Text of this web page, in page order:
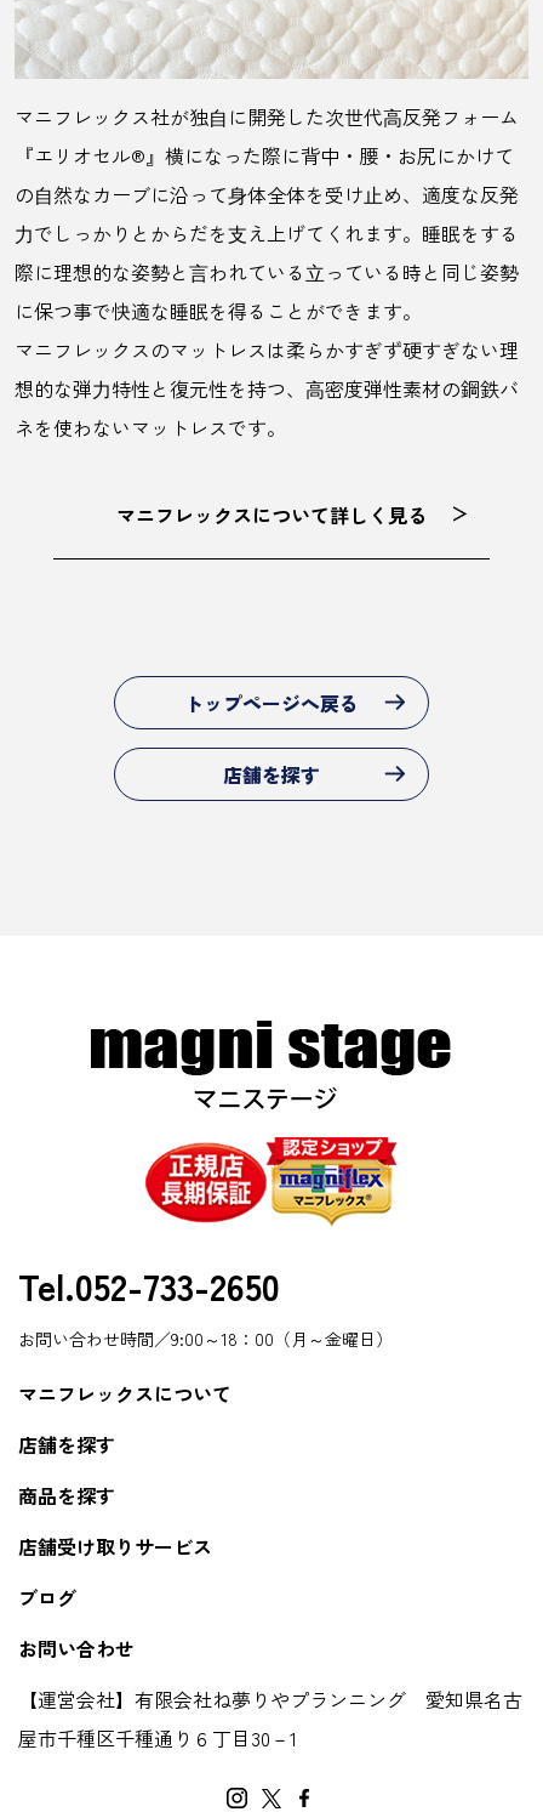
マニフレックス社が独⾃に開発した次世代⾼反発フォーム
『エリオセル®』横になった際に背中・腰・お尻にかけて
の⾃然なカーブに沿って⾝体全体を受け⽌め、適度な反発
⼒でしっかりとからだを⽀え上げてくれます。睡眠をする
際に理想的な姿勢と⾔われている⽴っている時と同じ姿勢
に保つ事で快適な睡眠を得ることができます。
マニフレックスのマットレスは柔らかすぎず硬すぎない理
想的な弾⼒特性と復元性を持つ、⾼密度弾性素材の鋼鉄バ
ネを使わないマットレスです。
マニフレックスについて詳しく見る
トップページへ戻る
店舗を探す
Tel.052-733-2650
お問い合わせ時間／9:00～18：00（月～金曜日）
マニフレックスについて
店舗を探す
商品を探す
店舗受け取りサービス
ブログ
お問い合わせ
【運営会社】有限会社ね夢りやプランニング 愛知県名古
屋市千種区千種通り６丁目30－1